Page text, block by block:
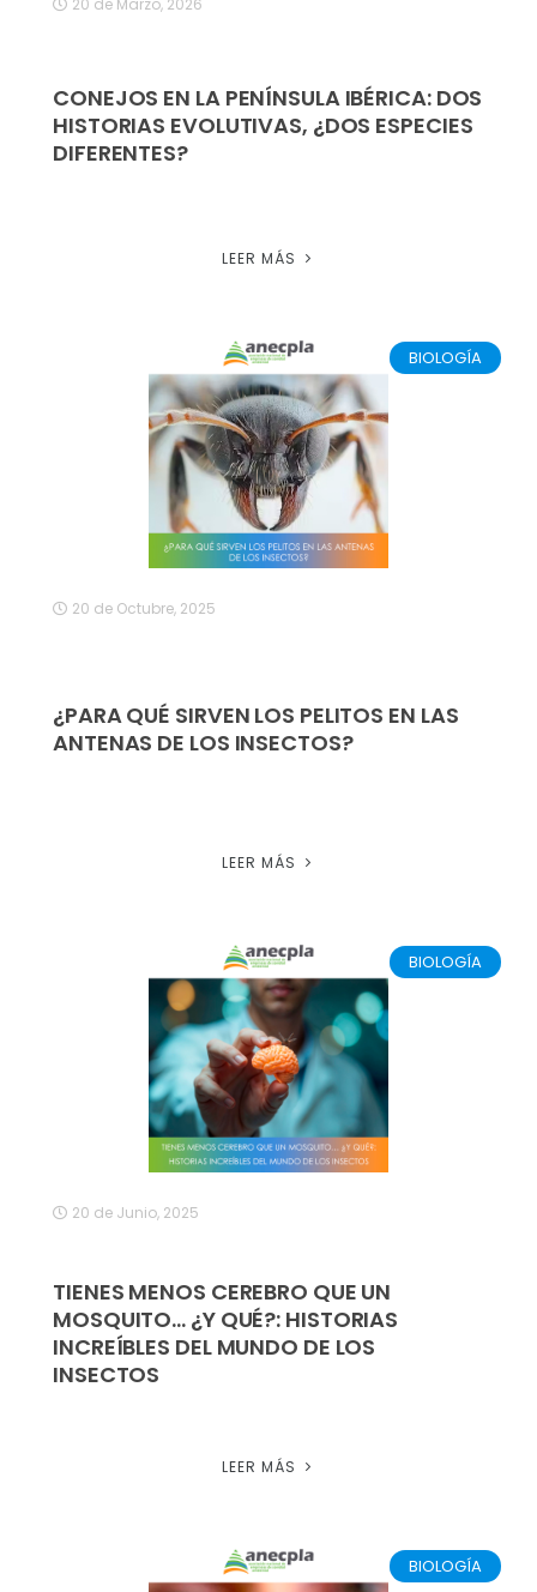
20 de Marzo, 2026
CONEJOS EN LA PENÍNSULA IBÉRICA: DOS
HISTORIAS EVOLUTIVAS, ¿DOS ESPECIES
DIFERENTES?
LEER MÁS
BIOLOGÍA
20 de Octubre, 2025
¿PARA QUÉ SIRVEN LOS PELITOS EN LAS
ANTENAS DE LOS INSECTOS?
LEER MÁS
BIOLOGÍA
20 de Junio, 2025
TIENES MENOS CEREBRO QUE UN
MOSQUITO… ¿Y QUÉ?: HISTORIAS
INCREÍBLES DEL MUNDO DE LOS
INSECTOS
LEER MÁS
BIOLOGÍA